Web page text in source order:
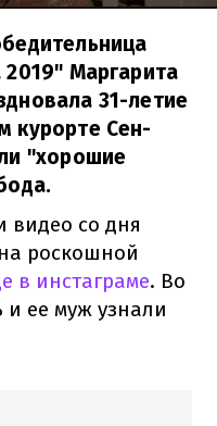
2019" Маргарита
31-летие
курорте Сен-
"хорошие
видео со дня
роскошной
в инстаграме. Во
и ее муж узнали